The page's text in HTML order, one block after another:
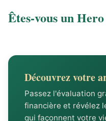
Êtes-vous un Hero
Découvrez votre
Passez l'évaluation
financière et révélez
qui façonnent votre